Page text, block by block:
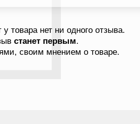
товара нет ни одного отзыва.
станет первым.
своим мнением о товаре.